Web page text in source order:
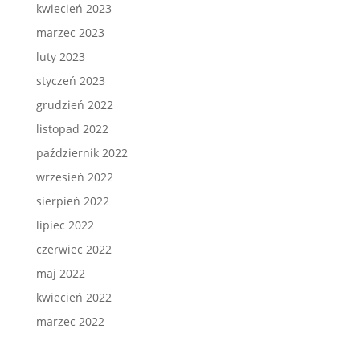
kwiecień 2023
marzec 2023
luty 2023
styczeń 2023
grudzień 2022
listopad 2022
październik 2022
wrzesień 2022
sierpień 2022
lipiec 2022
czerwiec 2022
maj 2022
kwiecień 2022
marzec 2022